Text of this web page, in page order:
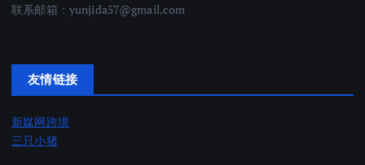
联系邮箱： yunjida57@gmail.com
友情链接
新媒网跨境
三只小猪